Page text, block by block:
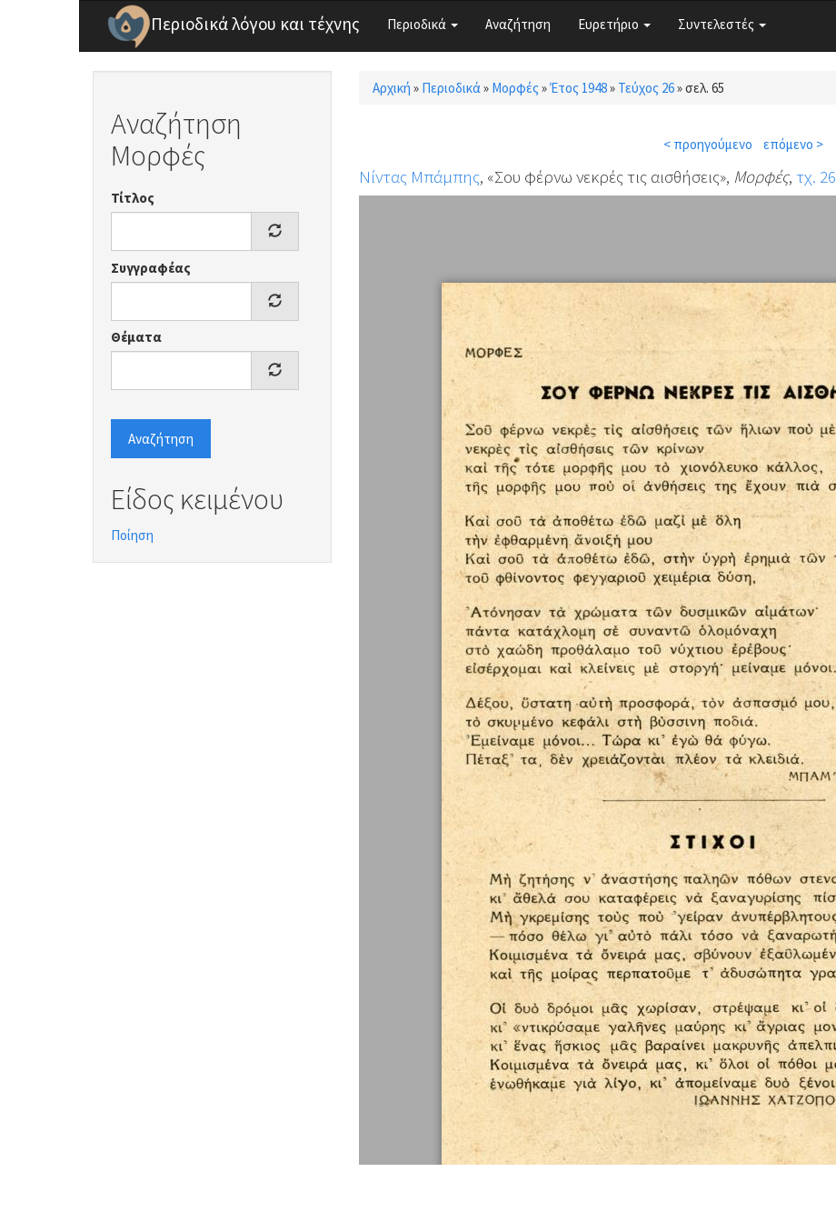
Παράκαμψη προς το κυρίως περιεχόμενο
Περιοδικά λόγου και τέχνης Περιοδικά Αναζήτηση Ευρετήριο Συντελεστές
Αναζήτηση
Μορφές
Τίτλος
Συγγραφέας
Θέματα
Αναζήτηση
Είδος κειμένου
Ποίηση
Είστε εδώ
Αρχική » Περιοδικά» Μορφές »Έτος 1948» Τεύχος 26»σελ. 65
< προηγούμενο επόμενο >
Νίντας Μπάμπης, «Σου φέρνω νεκρές τις αισθήσεις», Μορφές, τχ. 26